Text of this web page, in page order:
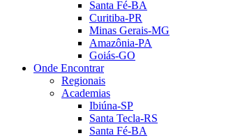
Santa Fé-BA
Curitiba-PR
Minas Gerais-MG
Amazônia-PA
Goiás-GO
Onde Encontrar
Regionais
Academias
Ibiúna-SP
Santa Tecla-RS
Santa Fé-BA